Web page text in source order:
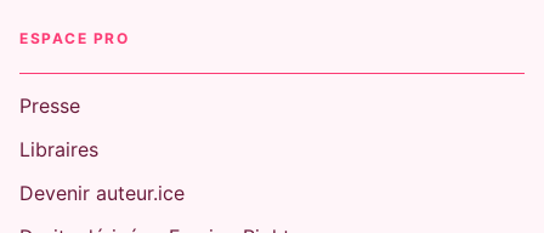
ESPACE PRO
Presse
Libraires
Devenir auteur.ice